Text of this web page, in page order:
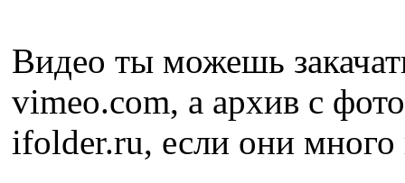
Видео ты можешь
vimeo.com, а архив с
ifolder.ru, если они много